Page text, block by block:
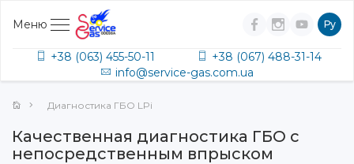
Меню Ру
+38 (063) 455-50-11
+38 (067) 488-31-14
info@service-gas.com.ua
Диагностика ГБО LPi
Качественная диагностика ГБО с
непосредственным впрыском